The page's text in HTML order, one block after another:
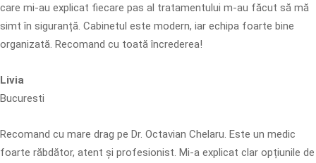
care mi-au explicat fiecare pas al tratamentului m-au făcut să mă
simt în siguranță. Cabinetul este modern, iar echipa foarte bine
organizată. Recomand cu toată încrederea!
Livia
Bucuresti
Recomand cu mare drag pe Dr. Octavian Chelaru. Este un medic
foarte răbdător, atent și profesionist. Mi-a explicat clar opțiunile de